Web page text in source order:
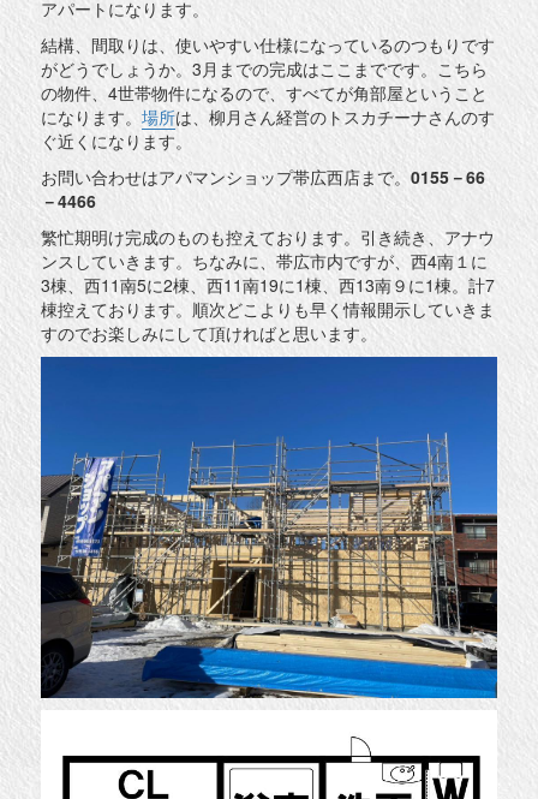
アパートになります。
結構、間取りは、使いやすい仕様になっているのつもりです
がどうでしょうか。3月までの完成はここまでです。こちら
の物件、4世帯物件になるので、すべてが角部屋ということ
になります。場所は、柳月さん経営のトスカチーナさんのす
ぐ近くになります。
お問い合わせはアパマンショップ帯広西店まで。0155－66
－4466
繁忙期明け完成のものも控えております。引き続き、アナウ
ンスしていきます。ちなみに、帯広市内ですが、西4南１に
3棟、西11南5に2棟、西11南19に1棟、西13南９に1棟。計7
棟控えております。順次どこよりも早く情報開示していきま
すのでお楽しみにして頂ければと思います。